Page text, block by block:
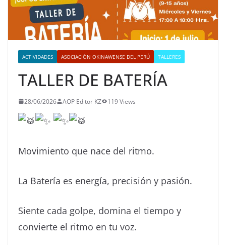
ACTIVIDADES ASOCIACIÓN OKINAWENSE DEL PERÚ TALLERES
TALLER DE BATERÍA
28/06/2026 AOP Editor KZ 119 Views
Movimiento que nace del ritmo.
La Batería es energía, precisión y pasión.
Siente cada golpe, domina el tiempo y
convierte el ritmo en tu voz.